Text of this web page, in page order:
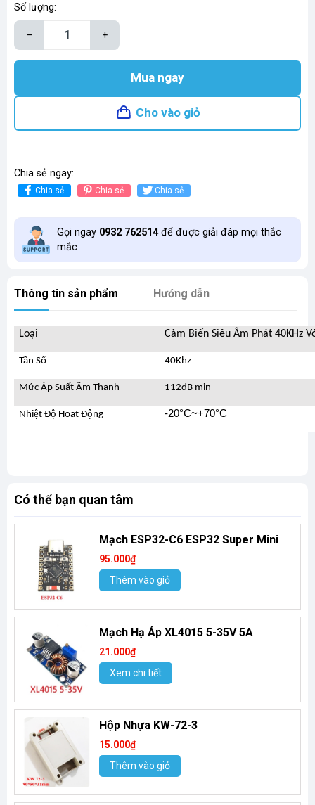
Số lượng:
– +
Mua ngay
Cho vào giỏ
Chia sẻ ngay:
Chia sẻ Chia sẻ Chia sẻ
Gọi ngay 0932 762514để được giải đáp mọi thắc
mắc
Thông tin sản phẩm Hướng dẫn
Loại Cảm Biến Siêu Âm Phát 40KHz
Tần Số 40Khz
Mức Áp Suất Âm Thanh 112dB min
Nhiệt Độ Hoạt Động -20°C~+70°C
Có thể bạn quan tâm
Mạch ESP32-C6 ESP32 Super Mini
95.000₫
Thêm vào giỏ
Mạch Hạ Áp XL4015 5-35V 5A
21.000₫
Xem chi tiết
Hộp Nhựa KW-72-3
15.000₫
Thêm vào giỏ